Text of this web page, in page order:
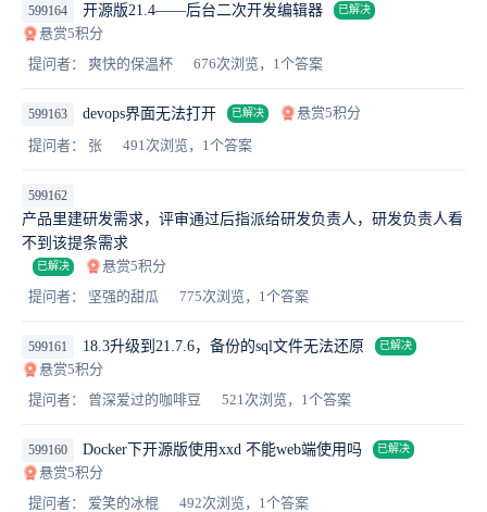
599164 开源版21.4——后台二次开发编辑器 已解决
悬赏5积分
提问者： 爽快的保温杯
676次浏览，1个答案
599163 devops界面无法打开 已解决
悬赏5积分
提问者： 张
491次浏览，1个答案
599162
产品里建研发需求，评审通过后指派给研发负责人，研发负责人看
不到该提条需求
已解决
悬赏5积分
提问者： 坚强的甜瓜
775次浏览，1个答案
599161 18.3升级到21.7.6，备份的sql文件无法还原 已解决
悬赏5积分
提问者： 曾深爱过的咖啡豆
521次浏览，1个答案
599160 Docker下开源版使用xxd 不能web端使用吗 已解决
悬赏5积分
提问者： 爱笑的冰棍
492次浏览，1个答案